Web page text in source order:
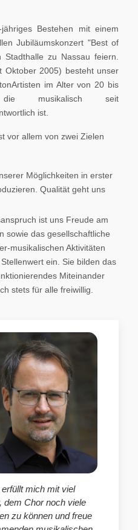
Bestehen mit einem
Jubiläumskonzert "Best of
zu Nassau feiern.
Oktober 2005) besteht unser
im Alter von 20 bis
musikalisch seit
ist.
vor allem von zwei Zielen
Möglichkeiten in erster
Qualität geht uns
ist uns Freude am
sowie das gesellschaftliche
musikalischen Aktivitäten
ein. Sie bilden das
Miteinander
stets für alle freiwillig.
mich mit viel
dem Chor noch viele
zu können und freue